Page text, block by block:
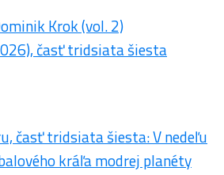
Krok (vol. 2)
časť tridsiata šiesta: V nedeľu
kráľa modrej planéty